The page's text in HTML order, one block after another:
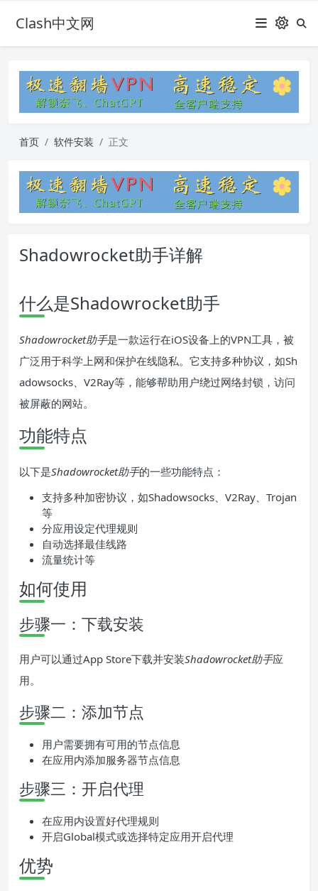
Clash中文网
首页 软件安装 正文
Shadowrocket助手详解
什么是Shadowrocket助手
Shadowrocket助手是一款运行在iOS设备上的VPN工具，被
广泛用于科学上网和保护在线隐私。它支持多种协议，如Sh
adowsocks、V2Ray等，能够帮助用户绕过网络封锁，访问
被屏蔽的网站。
功能特点
以下是Shadowrocket助手的一些功能特点：
支持多种加密协议，如Shadowsocks、V2Ray、Trojan
等
分应用设定代理规则
自动选择最佳线路
流量统计等
如何使用
步骤一：下载安装
用户可以通过App Store下载并安装Shadowrocket助手应
用。
步骤二：添加节点
用户需要拥有可用的节点信息
在应用内添加服务器节点信息
步骤三：开启代理
在应用内设置好代理规则
开启Global模式或选择特定应用开启代理
优势